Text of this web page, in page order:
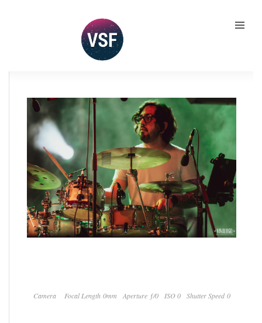
Camera Focal Length 0mm Aperture ƒ/0 ISO 0 Shutter Speed 0